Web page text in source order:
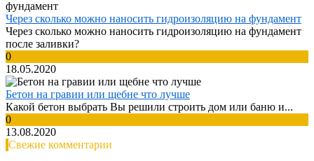
Через сколько можно наносить гидроизоляцию на фундамент
Через сколько можно наносить гидроизоляцию на фундамент
после заливки?
0
18.05.2020
Бетон на гравии или щебне что лучше
Какой бетон выбрать Вы решили строить дом или баню и...
0
13.08.2020
Свежие комментарии